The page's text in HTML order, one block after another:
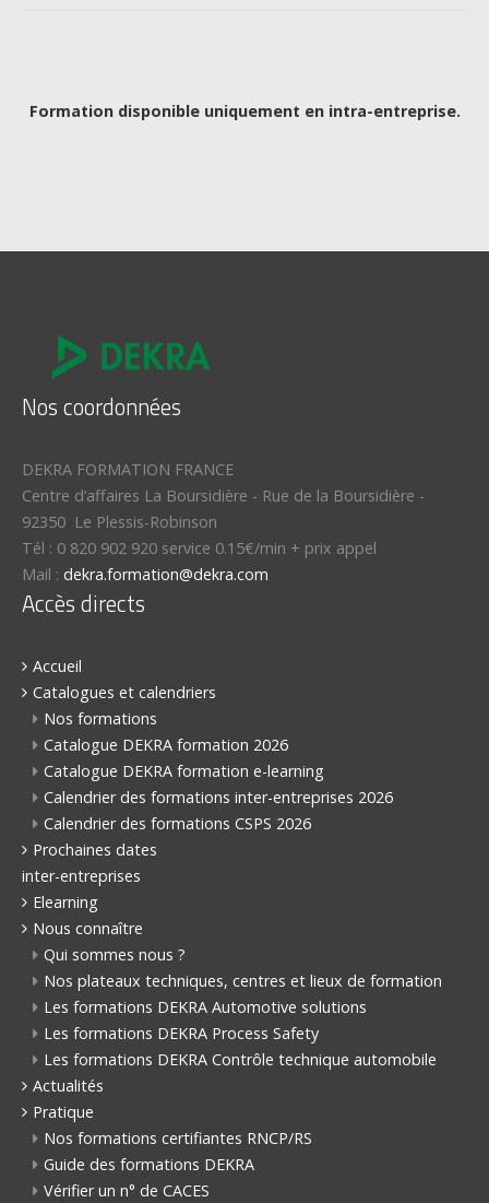
Formation disponible uniquement en intra-entreprise.
Nos coordonnées
DEKRA FORMATION FRANCE
Centre d’affaires La Boursidière - Rue de la Boursidière -
92350 Le Plessis-Robinson
Tél : 0 820 902 920 service 0.15€/min + prix appel
Mail : dekra.formation@dekra.com
Accès directs
Accueil
Catalogues et calendriers
Nos formations
Catalogue DEKRA formation 2026
Catalogue DEKRA formation e-learning
Calendrier des formations inter-entreprises 2026
Calendrier des formations CSPS 2026
Prochaines dates
inter-entreprises
Elearning
Nous connaître
Qui sommes nous ?
Nos plateaux techniques, centres et lieux de formation
Les formations DEKRA Automotive solutions
Les formations DEKRA Process Safety
Les formations DEKRA Contrôle technique automobile
Actualités
Pratique
Nos formations certifiantes RNCP/RS
Guide des formations DEKRA
Vérifier un n° de CACES